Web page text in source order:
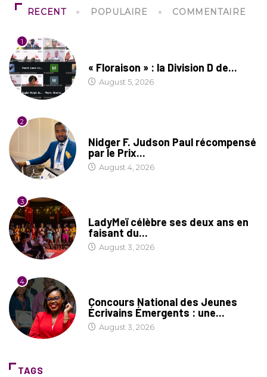
RECENT POPULAIRE COMMENTAIRE
1
« Floraison » : la Division D de...
August 5, 2026
2
Nidger F. Judson Paul récompensé
par le Prix...
August 4, 2026
3
LadyMeï célèbre ses deux ans en
faisant du...
August 3, 2026
4
Concours National des Jeunes
Écrivains Émergents : une...
August 3, 2026
TAGS